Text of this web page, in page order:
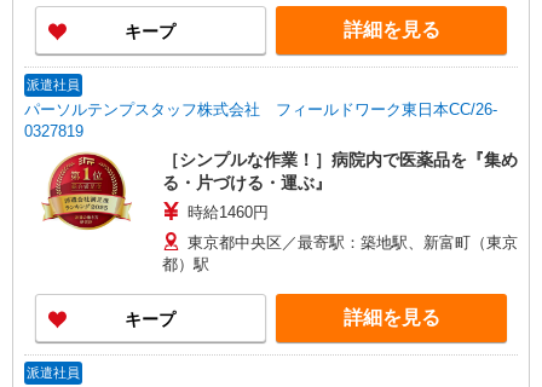
の上、優遇します。 【賃金形態】 月給制（月給＝
基本給） 【試用期間】 あり 【試用期間詳細】 試
用期間（3ヶ月）試用期間中、条件に変更はござい
キープ 詳細を見る
派遣社員
パーソルテンプスタッフ株式会社 フィールドワーク東日本CC/26-
0327819
［シンプルな作業！］病院内で医薬品を『集め
る・片づける・運ぶ』
時給1460円
東京都中央区／最寄駅：築地駅、新富町（東京
都）駅
キープ 詳細を見る
派遣社員